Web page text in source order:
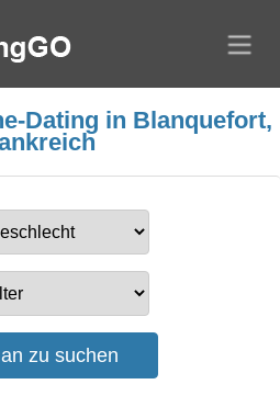
Dating in Blanquefort,